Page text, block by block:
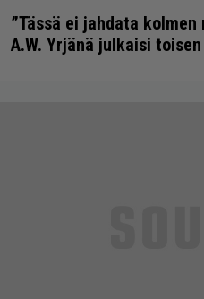
”Tässä ei jahdata
A.W. Yrjänä julkaisi